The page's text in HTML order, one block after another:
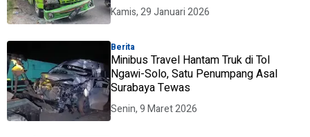
Kamis, 29 Januari 2026
Berita
Minibus Travel Hantam Truk di Tol
Ngawi-Solo, Satu Penumpang Asal
Surabaya Tewas
Senin, 9 Maret 2026